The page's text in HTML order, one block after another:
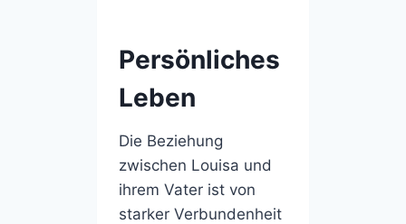
Persönliches
Leben
Die Beziehung
zwischen Louisa und
ihrem Vater ist von
starker Verbundenheit